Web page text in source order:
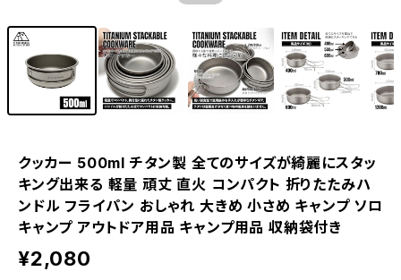
クッカー 500ml チタン製 全てのサイズが綺麗にスタッ
キング出来る 軽量 頑丈 直火 コンパクト 折りたたみハ
ンドル フライパン おしゃれ 大きめ 小さめ キャンプ ソロ
キャンプ アウトドア用品 キャンプ用品 収納袋付き
¥2,080